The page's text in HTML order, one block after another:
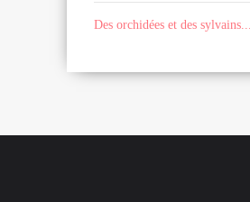
Des orchidées et des sylvains...